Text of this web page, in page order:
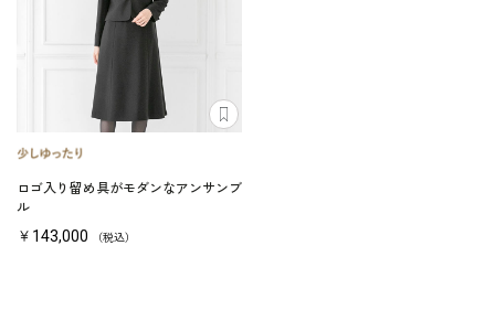
ロゴ入り留め具がモダンなアンサンブ
ル
￥143,000 （税込）